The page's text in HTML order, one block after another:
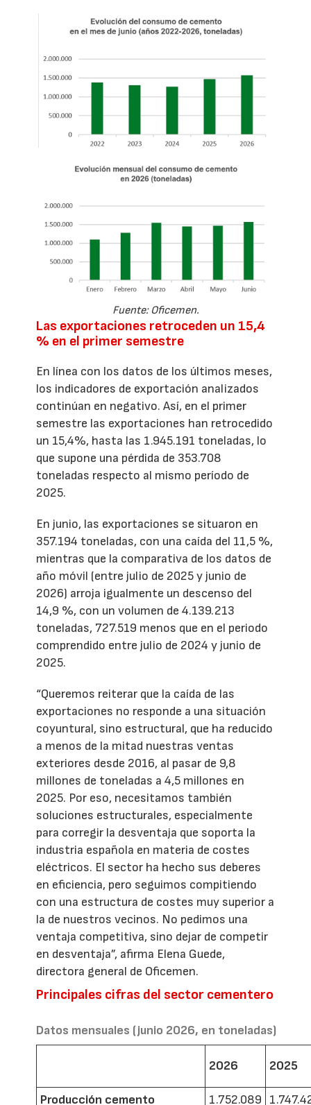
Fuente: Oficemen.
Las exportaciones retroceden un 15,4
% en el primer semestre
En línea con los datos de los últimos meses,
los indicadores de exportación analizados
continúan en negativo. Así, en el primer
semestre las exportaciones han retrocedido
un 15,4%, hasta las 1.945.191 toneladas, lo
que supone una pérdida de 353.708
toneladas respecto al mismo período de
2025.
En junio, las exportaciones se situaron en
357.194 toneladas, con una caída del 11,5 %,
mientras que la comparativa de los datos de
año móvil (entre julio de 2025 y junio de
2026) arroja igualmente un descenso del
14,9 %, con un volumen de 4.139.213
toneladas, 727.519 menos que en el periodo
comprendido entre julio de 2024 y junio de
2025.
“Queremos reiterar que la caída de las
exportaciones no responde a una situación
coyuntural, sino estructural, que ha reducido
a menos de la mitad nuestras ventas
exteriores desde 2016, al pasar de 9,8
millones de toneladas a 4,5 millones en
2025. Por eso, necesitamos también
soluciones estructurales, especialmente
para corregir la desventaja que soporta la
industria española en materia de costes
eléctricos. El sector ha hecho sus deberes
en eficiencia, pero seguimos compitiendo
con una estructura de costes muy superior a
la de nuestros vecinos. No pedimos una
ventaja competitiva, sino dejar de competir
en desventaja”, afirma Elena Guede,
directora general de Oficemen.
Principales cifras del sector cementero
Datos mensuales (junio 2026, en toneladas)
2026 2025
Producción cemento 1.752.089